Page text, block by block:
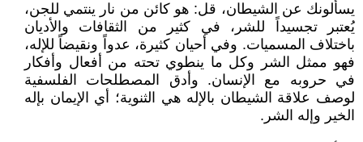
يسألونك عن الشيطان، قل: هو كائن من نار ينتمي للجن،
يُعتبر تجسيداً للشر، في كثير من الثقافات والأديان
باختلاف المسميات. وفي أحيان كثيرة، عدواً ونقيضاً للإله،
فهو ممثل الشر وكل ما ينطوي تحته من أفعال وأفكار
في حروبه مع الإنسان. وأدق المصطلحات الفلسفية
لوصف علاقة الشيطان بالإله هي الثنوية؛ أي الإيمان بإله
الخير وإله الشر.